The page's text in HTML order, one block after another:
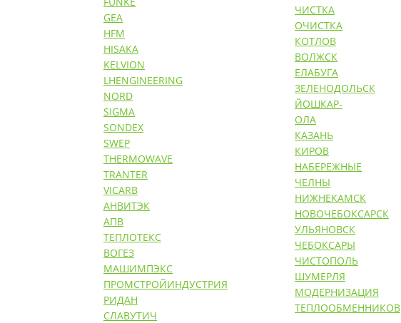
GEA
HFM
HISAKA
KELVION
LHENGINEERING
NORD
SIGMA
SONDEX
SWEP
THERMOWAVE
TRANTER
VICARB
АНВИТЭК
АПВ
ТЕПЛОТЕКС
ВОГЕЗ
МАШИМПЭКС
ПРОМСТРОЙИНДУСТРИЯ
РИДАН
СЛАВУТИЧ
ЧИСТКА
ОЧИСТКА
КОТЛОВ
ВОЛЖСК
ЕЛАБУГА
ЗЕЛЕНОДОЛЬСК
ЙОШКАР-
ОЛА
КАЗАНЬ
КИРОВ
НАБЕРЕЖНЫЕ
ЧЕЛНЫ
НИЖНЕКАМСК
НОВОЧЕБОКСАРСК
УЛЬЯНОВСК
ЧЕБОКСАРЫ
ЧИСТОПОЛЬ
ШУМЕРЛЯ
МОДЕРНИЗАЦИЯ
ТЕПЛООБМЕННИКОВ